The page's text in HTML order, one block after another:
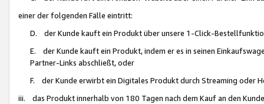
einer der folgenden Fälle eintritt:
D. der Kunde kauft ein Produkt über unsere 1-Click-
E. der Kunde kauft ein Produkt, indem er es in seinen
Partner-Links abschließt, oder
F. der Kunde erwirbt ein Digitales Produkt durch Streaming oder
iii. das Produkt innerhalb von 180 Tagen nach dem Kauf an den